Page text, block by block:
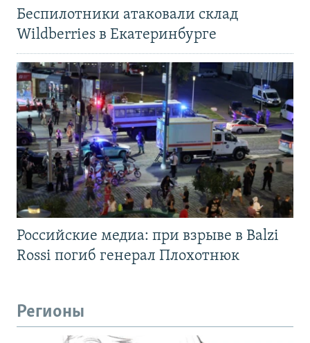
Беспилотники атаковали склад
Wildberries в Екатеринбурге
Российские медиа: при взрыве в Balzi
Rossi погиб генерал Плохотнюк
Регионы